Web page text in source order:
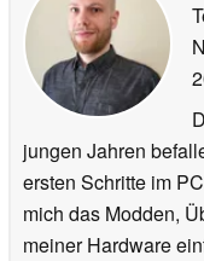
jungen Jahren
ersten Schritte im
mich das Modden,
meiner Hardware